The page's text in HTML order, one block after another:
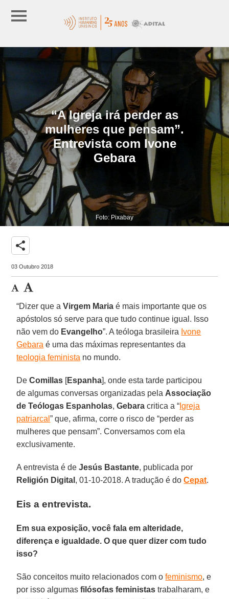
“A Igreja irá perder as
mulheres que pensam”.
Entrevista com Ivone
Gebara
Foto: Pixabay
share
03 Outubro 2018
“Dizer que aVirgem Maria é mais importante que os
apóstolos só serve para que tudo continue igual. Isso
não vem do Evangelho”. A teóloga brasileira Ivone
Gebara é uma das máximas representantes da
teologia feminista no mundo.
DeComillas [Espanha], onde esta tarde participou
de algumas conversas organizadas pela Associação
de Teólogas Espanholas,Gebara critica a “ Igreja
patriarcal” que, afirma, corre o risco de “perder as
mulheres que pensam”. Conversamos com ela
exclusivamente.
A entrevista é deJesús Bastante, publicada por
Religión Digital , 01-10-2018. A tradução é doCepat.
Eis a entrevista.
Em sua exposição, você fala em alteridade,
diferença e igualdade. O que quer dizer com tudo
isso?
São conceitos muito relacionados com ofeminismo, e
por isso algumasfilósofas feministas trabalharam, e